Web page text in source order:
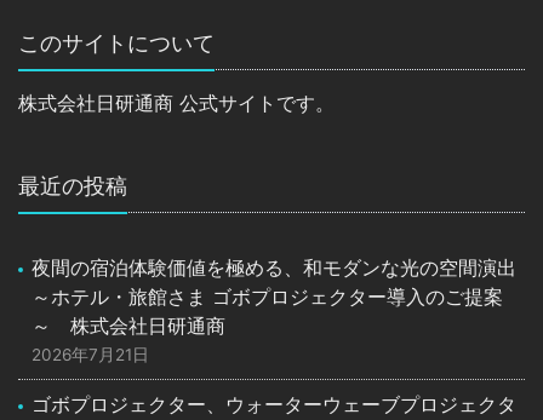
このサイトについて
株式会社日研通商 公式サイトです。
最近の投稿
夜間の宿泊体験価値を極める、和モダンな光の空間演出
～ホテル・旅館さま ゴボプロジェクター導入のご提案
～ 株式会社日研通商
2026年7月21日
ゴボプロジェクター、ウォーターウェーブプロジェクタ